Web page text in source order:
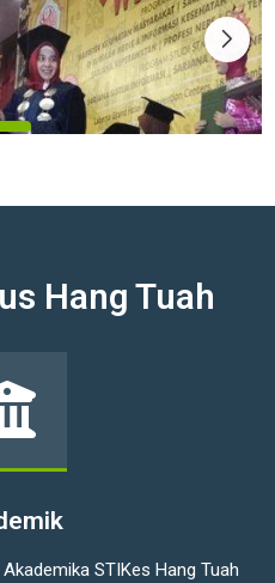
Daring
Hang Tuah
STIKes Hang Tuah